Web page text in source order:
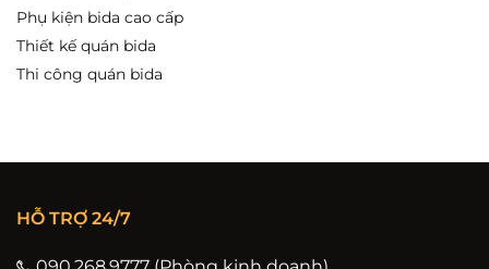
Phụ kiện bida cao cấp
Thiết kế quán bida
Thi công quán bida
HỖ TRỢ 24/7